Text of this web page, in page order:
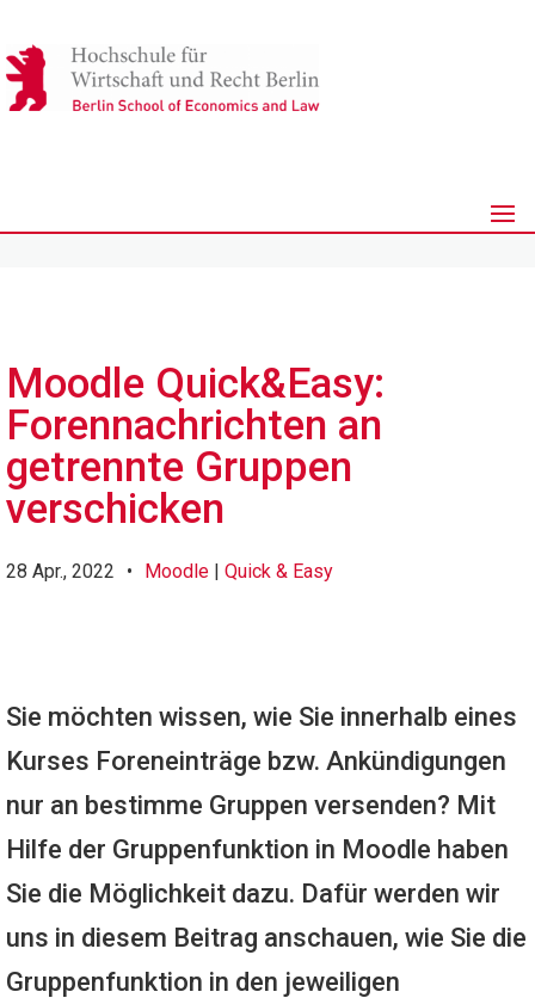
Moodle Quick&Easy:
Forennachrichten an
getrennte Gruppen
verschicken
28 Apr., 2022 • Moodle | Quick & Easy
Sie möchten wissen, wie Sie innerhalb eines
Kurses Foreneinträge bzw. Ankündigungen
nur an bestimme Gruppen versenden? Mit
Hilfe der Gruppenfunktion in Moodle haben
Sie die Möglichkeit dazu. Dafür werden wir
uns in diesem Beitrag anschauen, wie Sie die
Gruppenfunktion in den jeweiligen